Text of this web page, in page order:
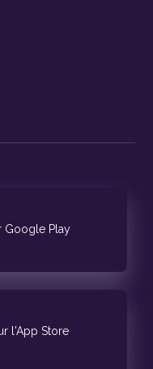
Google Play
l'App Store